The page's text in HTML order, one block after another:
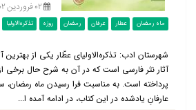
۰۲ فروردین ۱۴۰۲ |
ماه رمضان عطار عرفان رمضان روزه تذکره‌الاولیا
شهرستان ادب: تذکره‌الاولیای عطّار یکی از بهترین
آثار نثر فارسی است که در آن به شرح حال برخی
پرداخته است. به مناسبت فرا رسیدن ماه
عارفانِ یادشده در این کتاب، در ادامه آمده ا...